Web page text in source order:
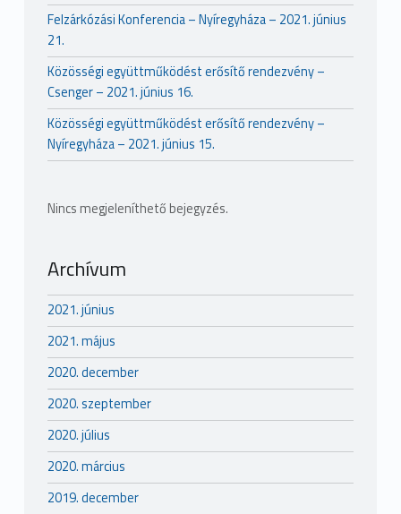
Felzárkózási Konferencia – Nyíregyháza – 2021. június
21.
Közösségi együttműködést erősítő rendezvény –
Csenger – 2021. június 16.
Közösségi együttműködést erősítő rendezvény –
Nyíregyháza – 2021. június 15.
Nincs megjeleníthető bejegyzés.
Archívum
2021. június
2021. május
2020. december
2020. szeptember
2020. július
2020. március
2019. december